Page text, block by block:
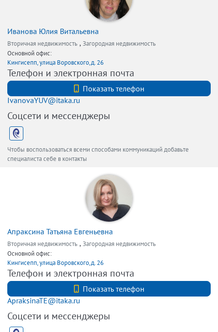
Иванова Юлия Витальевна
Вторичная недвижимость , Загородная недвижимость
Основной офис:
Кингисепп, улица Воровского,д. 26
Телефон и электронная почта
Показать телефон
IvanovaYUV@itaka.ru
Соцсети и мессенджеры
Чтобы воспользоваться всеми способами коммуникаций добавьте
специалиста себе в контакты
Апраксина Татьяна Евгеньевна
Вторичная недвижимость , Загородная недвижимость
Основной офис:
Кингисепп, улица Воровского,д. 26
Телефон и электронная почта
Показать телефон
ApraksinaTE@itaka.ru
Соцсети и мессенджеры